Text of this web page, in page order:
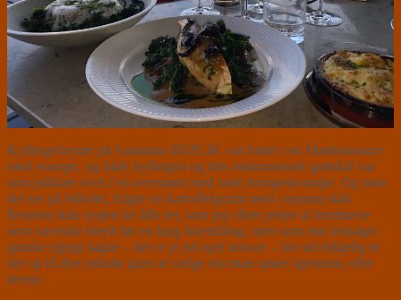
Kyllingebrystet på Aamanns REPLIK var badet i en Madeirasauce
med svampe, og både kyllingen og den omkransende grønkål var
som prikken over i’et overstrøet med sorte trompetsvampe. Og som
det ses på billedet, fulgte en kartoffelgratin med i separat skål.
Bestemt ikke nogen let lille ret, som jeg ellers plejer at fremhæve
som værende ideelt før en lang forestilling, men som min ledsager
ganske rigtigt sagde – det er jo på eget ansvar – for selvfølgelig er
det op til den enkelte gæst at vælge om man spiser igennem, eller
levner.